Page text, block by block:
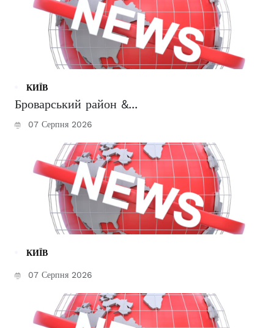
КИЇВ
Броварський район &...
07 Серпня 2026
КИЇВ
07 Серпня 2026